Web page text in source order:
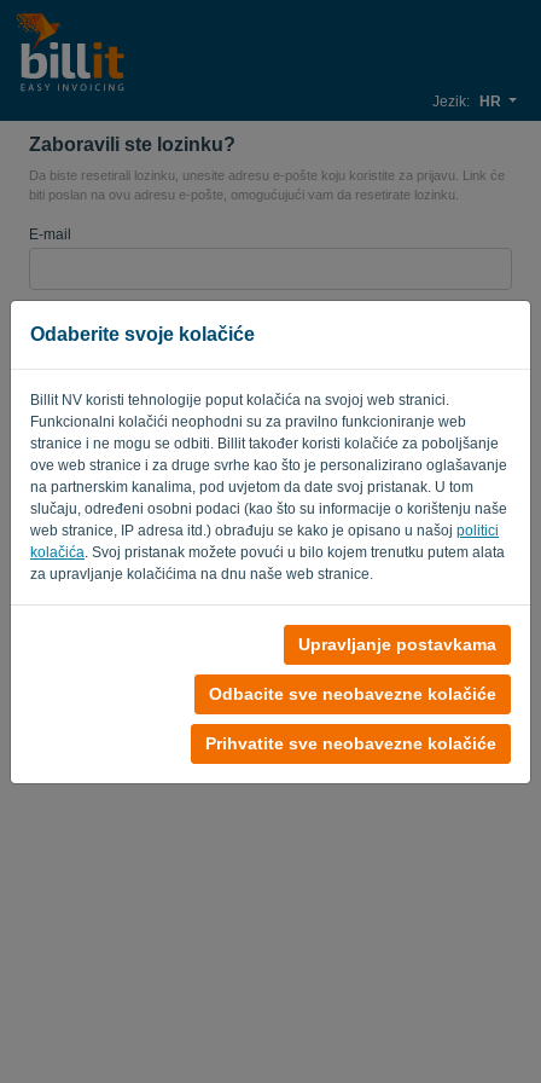
Odaberite svoje kolačiće
Billit NV koristi tehnologije poput kolačića na svojoj web stranici.
Funkcionalni kolačići neophodni su za pravilno funkcioniranje web
stranice i ne mogu se odbiti. Billit također koristi kolačiće za poboljšanje
ove web stranice i za druge svrhe kao što je personalizirano oglašavanje
na partnerskim kanalima, pod uvjetom da date svoj pristanak. U tom
slučaju, određeni osobni podaci (kao što su informacije o korištenju naše
web stranice, IP adresa itd.) obrađuju se kako je opisano u našoj politici
kolačića . Svoj pristanak možete povući u bilo kojem trenutku putem alata
za upravljanje kolačićima na dnu naše web stranice.
Upravljanje postavkama
Odbacite sve neobavezne kolačiće
Prihvatite sve neobavezne kolačiće
Jezik: HR
Zaboravili ste lozinku?
Da biste resetirali lozinku, unesite adresu e-pošte koju koristite za prijavu. Link će
biti poslan na ovu adresu e-pošte, omogućujući vam da resetirate lozinku.
E-mail
POŠALJI LINK
Natrag na prijavu
Privacy Policy- Terms of Service